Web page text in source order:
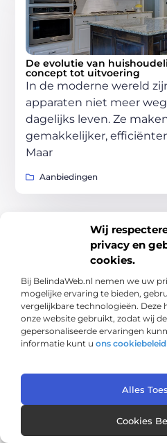
Wij
privacy en
cookies.
Bij BelindaWeb.nl nemen we uw
mogelijke ervaring te bieden,
vergelijkbare technologieën. Deze
onze website gebruikt, zodat wij
gepersonaliseerde ervaringen
informatie kunt u ons cookiebeleid
Alles
Cookies
De evolutie van
concept tot uitvoering
In de moderne wereld
apparaten niet meer
dagelijks leven. Ze
gemakkelijker,
Maar
Aanbiedingen
Ontdek inspirerende